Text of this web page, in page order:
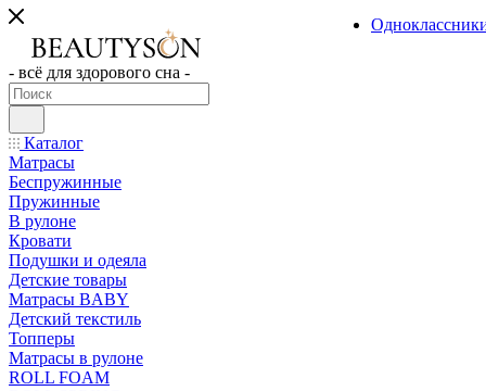
- всё для здорового сна -
Каталог
Матрасы
Беспружинные
Пружинные
В рулоне
Кровати
Подушки и одеяла
Детские товары
Матрасы BABY
Детский текстиль
Топперы
Матрасы в рулоне
ROLL FOAM